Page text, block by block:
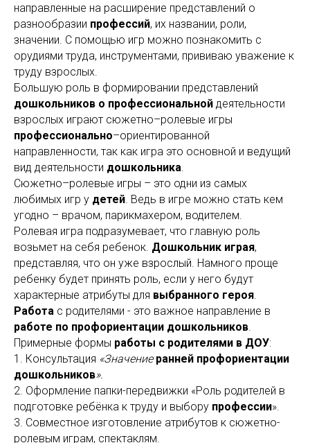
направленные на расширение представлений о
разнообразии профессий, их названии, роли,
значении. С помощью игр можно познакомить с
орудиями труда, инструментами, прививаю уважение к
труду взрослых.
Большую роль в формировании представлений
дошкольников о профессиональной деятельности
взрослых играют сюжетно–ролевые игры
профессионально–ориентированной
направленности, так как игра это основной и ведущий
вид деятельности дошкольника.
Сюжетно–ролевые игры – это одни из самых
любимых игр у детей. Ведь в игре можно стать кем
угодно – врачом, парикмахером, водителем.
Ролевая игра подразумевает, что главную роль
возьмет на себя ребенок. Дошкольник играя,
представляя, что он уже взрослый. Намного проще
ребенку будет принять роль, если у него будут
характерные атрибуты для выбранного героя.
Работа с родителями - это важное направление в
работе по профориентации дошкольников.
Примерные формы работы с родителями в ДОУ:
1. Консультация «Значение ранней профориентации
дошкольников».
2. Оформление папки-передвижки «Роль родителей в
подготовке ребёнка к труду и выбору профессии».
3. Совместное изготовление атрибутов к сюжетно-
ролевым играм, спектаклям.